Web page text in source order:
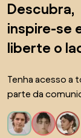
Descubra,
inspire-se
liberte o
Tenha acesso a
parte da